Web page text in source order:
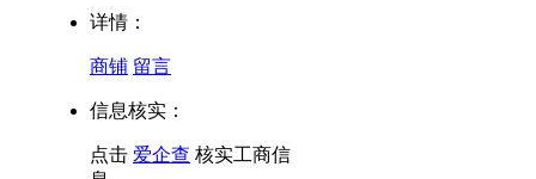
详情：
商铺 留言
信息核实：
点击 爱企查 核实工商信